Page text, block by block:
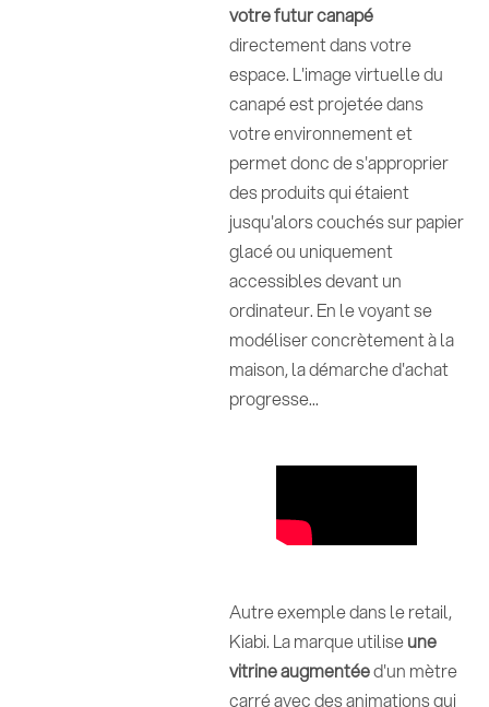
votre futur canapé
directement dans votre
espace. L'image virtuelle du
canapé est projetée dans
votre environnement et
permet donc de s'approprier
des produits qui étaient
jusqu'alors couchés sur papier
glacé ou uniquement
accessibles devant un
ordinateur. En le voyant se
modéliser concrètement à la
maison, la démarche d'achat
progresse...
Autre exemple dans le retail,
Kiabi. La marque utiliseune
vitrine augmentéed'un mètre
carré avec des animations qui